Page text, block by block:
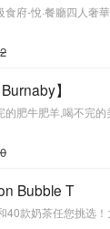
食府-悅·餐廳四人奢
】
的肥牛肥羊,喝不完
Bubble T
40款奶茶任您挑选